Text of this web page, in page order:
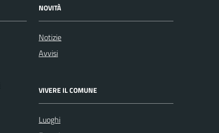
NOVITÀ
Notizie
Avvisi
VIVERE IL COMUNE
Luoghi